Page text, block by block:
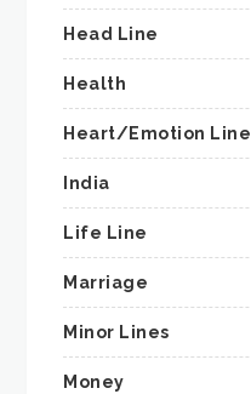
Head Line
Health
Heart/Emotion Line
India
Life Line
Marriage
Minor Lines
Money